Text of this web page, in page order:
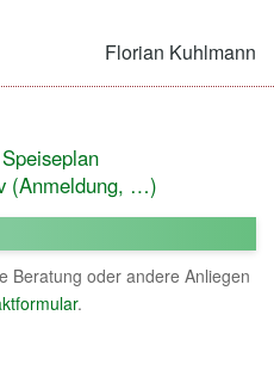
Florian Kuhlmann
(Anmeldung, …)
Beratung oder andere Anliegen
.